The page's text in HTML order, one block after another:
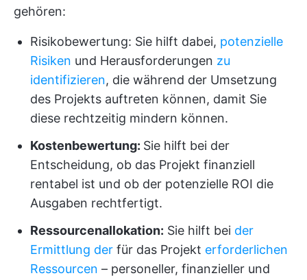
gehören:
Risikobewertung: Sie hilft dabei, potenzielle
Risiken und Herausforderungen zu
identifizieren, die während der Umsetzung
des Projekts auftreten können, damit Sie
diese rechtzeitig mindern können.
Kostenbewertung: Sie hilft bei der
Entscheidung, ob das Projekt finanziell
rentabel ist und ob der potenzielle ROI die
Ausgaben rechtfertigt.
Ressourcenallokation: Sie hilft bei der
Ermittlung der für das Projekt erforderlichen
Ressourcen – personeller, finanzieller und